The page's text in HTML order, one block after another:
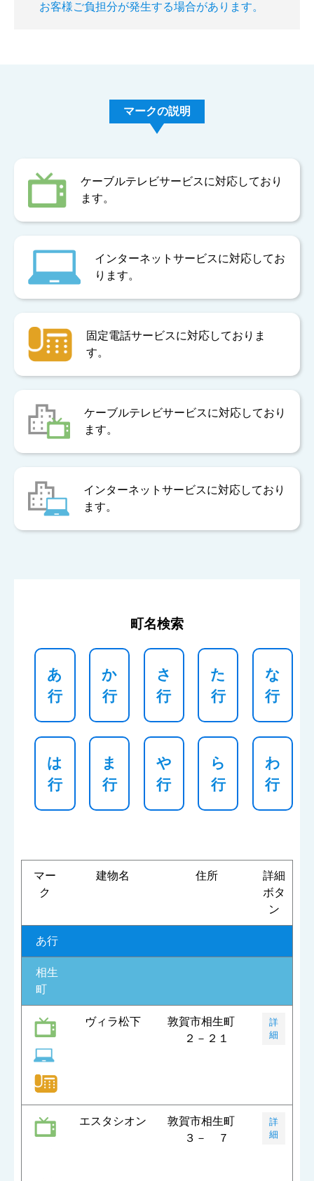
お客様ご負担分が発生する場合があります。
マークの説明
ケーブルテレビサービスに対応しており
ます。
インターネットサービスに対応してお
ります。
固定電話サービスに対応しておりま
す。
ケーブルテレビサービスに対応しており
ます。
インターネットサービスに対応しており
ます。
町名検索
あ
行
か
行
さ
行
た
行
な
行
は
行
ま
行
や
行
ら
行
わ
行
マー
ク
建物名 住所
詳細
ボタ
ン
あ行
相生
町
ヴィラ松下
敦賀市相生町
２－２１
詳
細
エスタシオン
敦賀市相生町
３－ ７
詳
細